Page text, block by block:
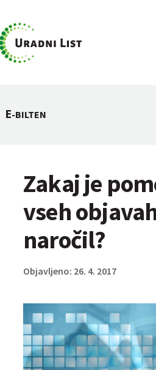
E-BILTEN
Zakaj je
vseh
naročil?
Objavljeno: 26. 4. 2017